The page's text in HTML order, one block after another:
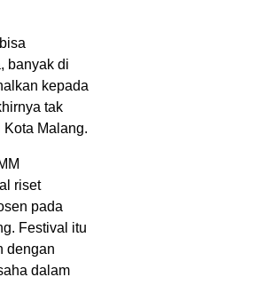
banyak di
kepada
tak
Kota Malang.
riset
pada
Festival itu
dengan
dalam